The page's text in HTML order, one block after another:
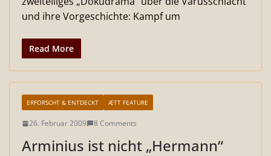
und ihre Vorgeschichte: Kampf um
Read More
ERFORSCHT & ENTDECKT ÆTT FEATURE
26. Februar 2009 8 Comments
Arminius ist nicht „Hermann“